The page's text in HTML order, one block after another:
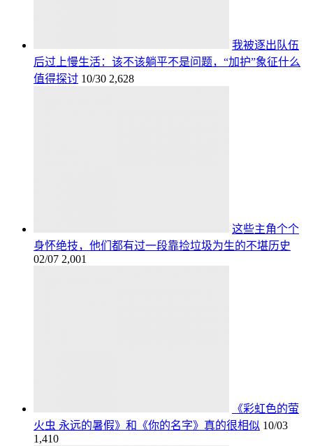
我被逐出队伍
后过上慢生活：该不该躺平不是问题，“加护”象征什么
值得探讨 10/30 2,628
这些主角个个
身怀绝技，他们都有过一段靠捡垃圾为生的不堪历史
02/07 2,001
《彩虹色的萤
火虫 永远的暑假》和《你的名字》真的很相似 10/03
1,410